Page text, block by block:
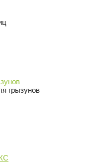
грызунов